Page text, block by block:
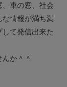
車の窓、社会
情報が満ち満
て発信出来た
か＾＾